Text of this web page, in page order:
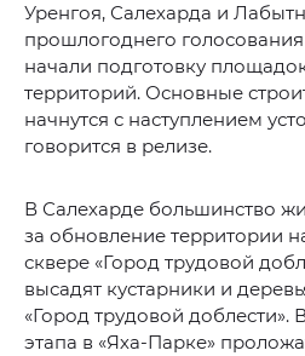
Уренгоя, Салехарда и
прошлогоднего
начали подготовку
территорий. Основные
начнутся с наступлением
говорится в релизе.
В Салехарде большинство
за обновление территории
сквере «Город трудовой
высадят кустарники и
«Город трудовой доблести».
этапа в «Яха-Парке»